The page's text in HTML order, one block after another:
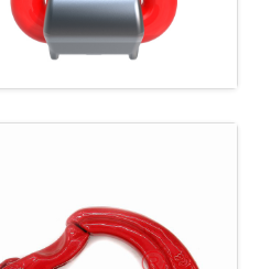
SLR106 80级轻型焊